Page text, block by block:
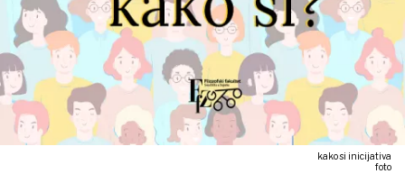
kako si inicijativa
foto